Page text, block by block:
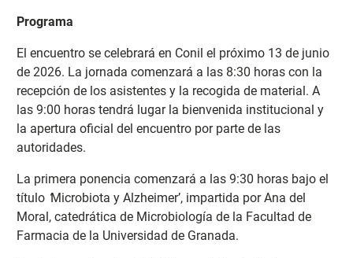
Programa
El encuentro se celebrará en Conil el próximo 13 de junio
de 2026. La jornada comenzará a las 8:30 horas con la
recepción de los asistentes y la recogida de material. A
las 9:00 horas tendrá lugar la bienvenida institucional y
la apertura oficial del encuentro por parte de las
autoridades.
La primera ponencia comenzará a las 9:30 horas bajo el
título Microbiota y Alzheimer’, impartida por Ana del
Moral, catedrática de Microbiología de la Facultad de
Farmacia de la Universidad de Granada.